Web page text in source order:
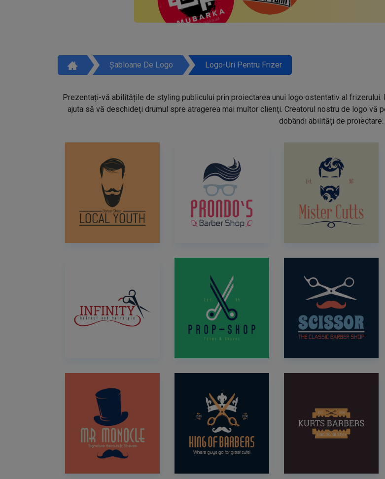
Șabloane De Logo Logo-Uri Pentru Frizer
Prezentați-vă abilitățile de styling publicului prin proiectarea unui logo ostentativ al
ajuta să vă deschideți drumul spre atragerea mai multor clienți. Creatorul nostru de logo
dobândi abilități de proiectare.